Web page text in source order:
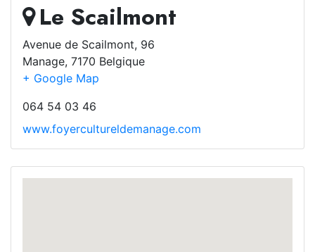
Le Scailmont
Avenue de Scailmont, 96
Manage, 7170 Belgique
+ Google Map
064 54 03 46
www.foyercultureldemanage.com